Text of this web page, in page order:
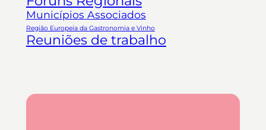
Municípios Associados
Região Europeia da Gastronomia e Vinho
Reuniões de trabalho